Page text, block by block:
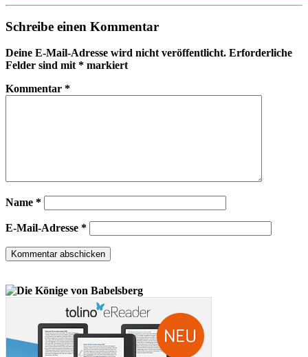
Schreibe einen Kommentar
Deine E-Mail-Adresse wird nicht veröffentlicht. Erforderliche
Felder sind mit* markiert
Kommentar *
Name *
E-Mail-Adresse *